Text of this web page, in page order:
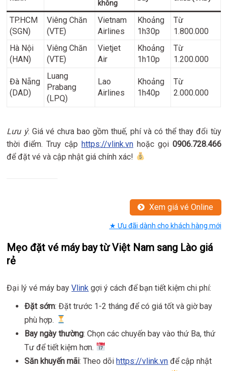
không
TP.HCM
(SGN)
Viêng Chăn
(VTE)
Vietnam
Airlines
Khoảng
1h30p
Từ
1.800.000
Hà Nội
(HAN)
Viêng Chăn
(VTE)
Vietjet
Air
Khoảng
1h10p
Từ
1.200.000
Đà Nẵng
(DAD)
Luang
Prabang
(LPQ)
Lao
Airlines
Khoảng
1h40p
Từ
2.000.000
Lưu ý: Giá vé chưa bao gồm thuế, phí và có thể thay đổi tùy
thời điểm. Truy cập https://vlink.vnhoặc gọi 0906.728.466
để đặt vé và cập nhật giá chính xác!
Xem giá vé Online
★ Ưu đãi dành cho khách hàng mới
Mẹo đặt vé máy bay từ Việt Nam sang Lào giá
rẻ
Đại lý vé máy bayVlink gợi ý cách để bạn tiết kiệm chi phí:
Đặt sớm: Đặt trước 1-2 tháng để có giá tốt và giờ bay
phù hợp.
Bay ngày thường: Chọn các chuyến bay vào thứ Ba, thứ
Tư để tiết kiệm hơn.
Săn khuyến mãi: Theo dõihttps://vlink.vn để cập nhật